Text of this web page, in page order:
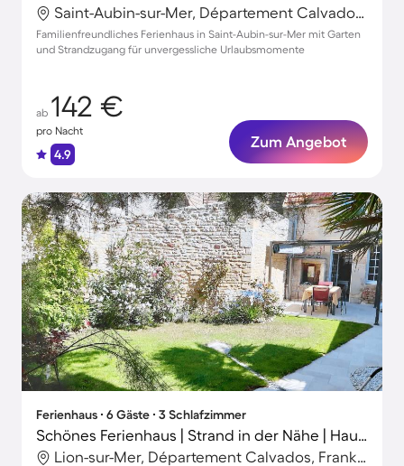
Saint-Aubin-sur-Mer, Département Calvados, Frankreich
Familienfreundliches Ferienhaus in Saint-Aubin-sur-Mer mit Garten
und Strandzugang für unvergessliche Urlaubsmomente
ab 142 €
pro Nacht
4.9
Zum Angebot
Ferienhaus ∙ 6 Gäste ∙ 3 Schlafzimmer
Schönes Ferienhaus | Strand in der Nähe | Haustiere erlaubt
Lion-sur-Mer, Département Calvados, Frankreich